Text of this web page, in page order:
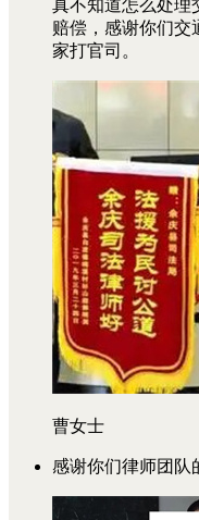
真不知道怎么处理
赔偿，感谢你们交
家打官司。
曹女士
感谢你们律师团队